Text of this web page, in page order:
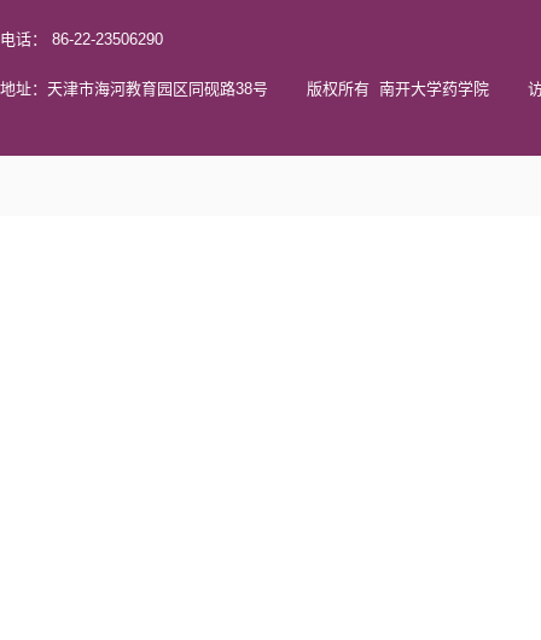
电话： 86-22-23506290
地址：天津市海河教育园区同砚路38号 版权所有 南开大学药学院 访